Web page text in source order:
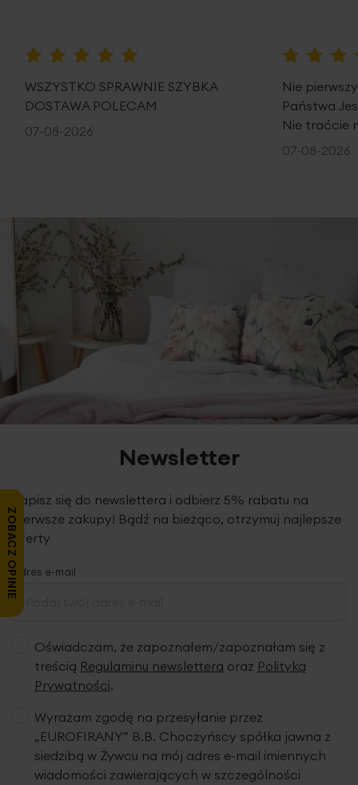
gramatura: 125 g/m2
WSZYSTKO SPRAWNIE SZYBKA
DOSTAWA POLECAM
07-08-2026
Nie
Państwa
Nie traćcie
07-08-2026
Newsletter
Zapisz się do newslettera i odbierz 5% rabatu na
pierwsze zakupy! Bądź na bieżąco, otrzymuj najlepsze
oferty
Adres e-mail
Oświadczam, że zapoznałem/zapoznałam się z
treścią Regulaminu newslettera oraz Polityką
Prywatności.
Wyrażam zgodę na przesyłanie przez
„EUROFIRANY” B.B. Choczyńscy spółka jawna z
siedzibą w Żywcu na mój adres e-mail imiennych
wiadomości zawierających w szczególności
ZOBACZ OPINIE